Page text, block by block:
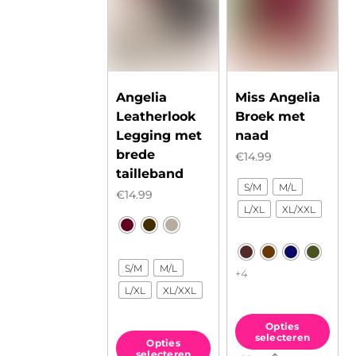
productpagina
productpagina
Angelia
Leatherlook
Legging met
brede
tailleband
€14.99
S/M
M/L
L/XL
XL/XXL
Opties
Miss Angelia
Broek met
naad
€14.99
S/M
M/L
L/XL
XL/XXL
+4
Opties
selecteren